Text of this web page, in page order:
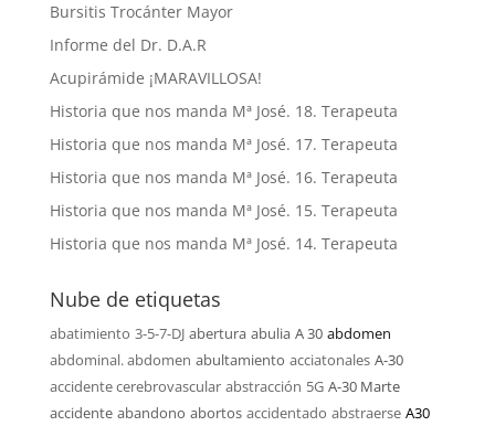
Bursitis Trocánter Mayor
Informe del Dr. D.A.R
Acupirámide ¡MARAVILLOSA!
Historia que nos manda Mª José. 18. Terapeuta
Historia que nos manda Mª José. 17. Terapeuta
Historia que nos manda Mª José. 16. Terapeuta
Historia que nos manda Mª José. 15. Terapeuta
Historia que nos manda Mª José. 14. Terapeuta
Nube de etiquetas
abatimiento 3-5-7-DJ abertura abulia A 30 abdomen
abdominal. abdomen abultamiento acciatonales A-30
accidente cerebrovascular abstracción 5G A-30 Marte
accidente abandono abortos accidentado abstraerse A30